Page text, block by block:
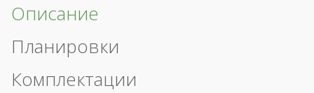
Описание
Планировки
Комплектации